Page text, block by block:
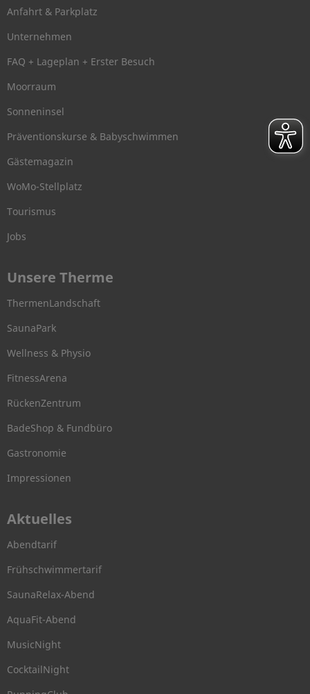
Anfahrt & Parkplatz
Unternehmen
FAQ + Lageplan + Erster Besuch
Moorraum
Sonneninsel
Präventionskurse & Babyschwimmen
Gästemagazin
WoMo-Stellplatz
Tourismus
Jobs
Unsere Therme
ThermenLandschaft
SaunaPark
Wellness & Physio
FitnessArena
RückenZentrum
BadeShop & Fundbüro
Gastronomie
Impressionen
Aktuelles
Abendtarif
Frühschwimmertarif
SaunaRelax-Abend
AquaFit-Abend
MusicNight
CocktailNight